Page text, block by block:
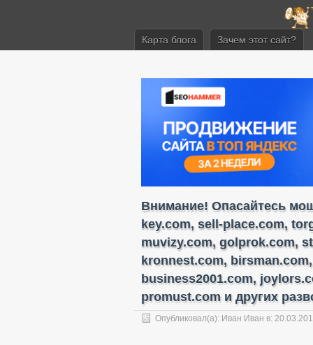
Карта блога Зачем этот сайт?
Внимание! Опасайтесь
key.com, sell-place.com,
muvizy.com, golprok.com,
kronnest.com,
business2001.com,
promust.com и других
Опубликовал(а): Иван Иван в: